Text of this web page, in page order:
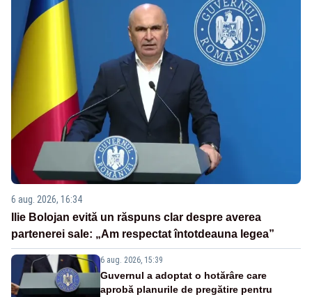
6 aug. 2026, 16:34
Ilie Bolojan evită un răspuns clar despre averea
partenerei sale: „Am respectat întotdeauna legea”
6 aug. 2026, 15:39
Guvernul a adoptat o hotărâre care
aprobă planurile de pregătire pentru